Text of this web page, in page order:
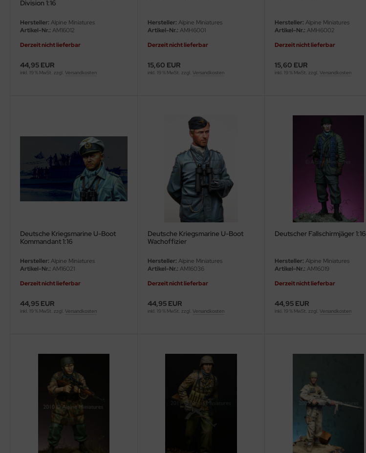
Division 1:16
Hersteller: Alpine Miniatures
Artikel-Nr.: AM16012
Derzeit nicht lieferbar
44,95 EUR
inkl. 19 % MwSt. zzgl. Versandkosten
Hersteller: Alpine Miniatures
Artikel-Nr.: AMH6001
Derzeit nicht lieferbar
15,60 EUR
inkl. 19 % MwSt. zzgl. Versandkosten
Hersteller: Alpine Miniatures
Artikel-Nr.: AMH6002
Derzeit nicht lieferbar
15,60 EUR
inkl. 19 % MwSt. zzgl.Versandkosten
Deutsche Kriegsmarine U-Boot
Kommandant 1:16
Hersteller: Alpine Miniatures
Artikel-Nr.: AM16021
Derzeit nicht lieferbar
44,95 EUR
inkl. 19 % MwSt. zzgl. Versandkosten
Deutsche Kriegsmarine U-Boot
Wachoffizier
Hersteller: Alpine Miniatures
Artikel-Nr.: AM16036
Derzeit nicht lieferbar
44,95 EUR
inkl. 19 % MwSt. zzgl. Versandkosten
Deutscher Fallschirmjäger 1:16
Hersteller: Alpine Miniatures
Artikel-Nr.: AM16019
Derzeit nicht lieferbar
44,95 EUR
inkl. 19 % MwSt. zzgl.Versandkosten
Field Model 1:35
Model - 1:35
Art / Glow 2B 1:35
1:35
1:35